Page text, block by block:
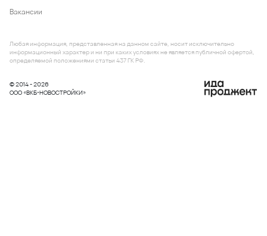
Вакансии
© 2014 - 2026
ООО «ВКБ-НОВОСТРОЙКИ»
Любая информация, представленная на данном сайте, носит исключительно
информационный характер и ни при каких условиях не является публичной офертой,
определяемой положениями статьи 437 ГК РФ.